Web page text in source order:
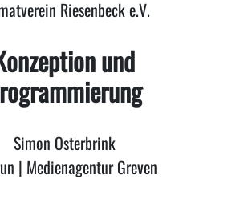
Riesenbeck e.V.
und
Simon Osterbrink
| Medienagentur Greven